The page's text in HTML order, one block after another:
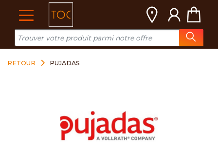
RETOUR PUJADAS
Cookies management panel